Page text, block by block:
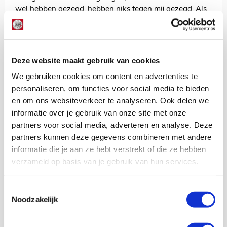
Deze website maakt gebruik van cookies
We gebruiken cookies om content en advertenties te
personaliseren, om functies voor social media te bieden
en om ons websiteverkeer te analyseren. Ook delen we
informatie over je gebruik van onze site met onze
partners voor social media, adverteren en analyse. Deze
partners kunnen deze gegevens combineren met andere
informatie die je aan ze hebt verstrekt of die ze hebben
verzameld op basis van je gebruik van hun services.
Noodzakelijk
wel hebben gezegd, hebben niks tegen mij gezegd. Als
ze grote mannen zijn, zeggen ze het ook tegen mij.”
mooie club. Ik speel hier heel graag, dus zo lang ik hier
AANBEVOLEN
Grim na afgang tegen AZ: ‘Er
gaan donderdag harde woorden
vallen’
De Redactie